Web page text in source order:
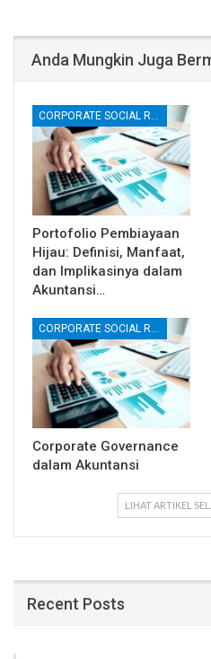
Anda Mungkin Juga
CORPORATE SOCIAL RESPONSIBILITY (CSR)
Portofolio Pembiayaan
Hijau: Definisi, Manfaat,
dan Implikasinya dalam
Akuntansi…
CORPORATE SOCIAL RESPONSIBILITY (CSR)
Corporate Governance
dalam Akuntansi
LIHAT ARTIKEL
Recent Posts